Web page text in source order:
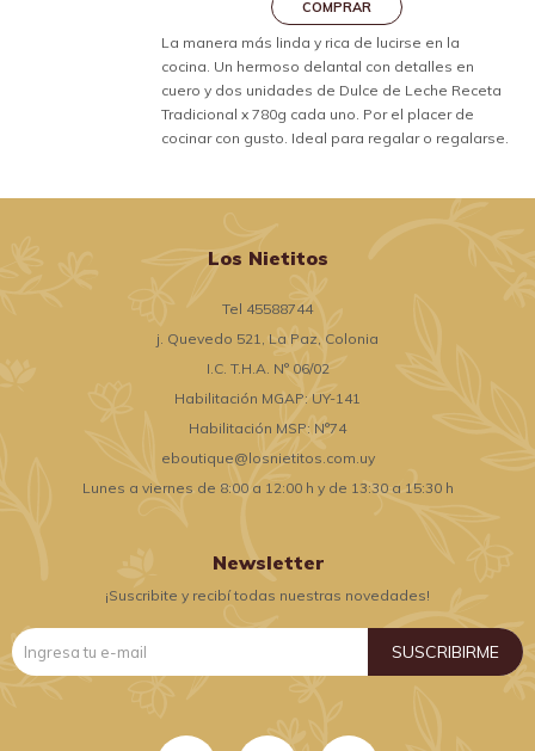
La manera más linda y rica de lucirse en la
cocina. Un hermoso delantal con detalles en
cuero y dos unidades de Dulce de Leche Receta
Tradicional x 780g cada uno. Por el placer de
cocinar con gusto. Ideal para regalar o regalarse.
Los Nietitos
Tel 45588744
j. Quevedo 521, La Paz, Colonia
I.C. T.H.A. N° 06/02
Habilitación MGAP: UY-141
Habilitación MSP: N°74
eboutique@losnietitos.com.uy
Lunes a viernes de 8:00 a 12:00 h y de 13:30 a 15:30 h
Newsletter
¡Suscribite y recibí todas nuestras novedades!
SUSCRIBIRME